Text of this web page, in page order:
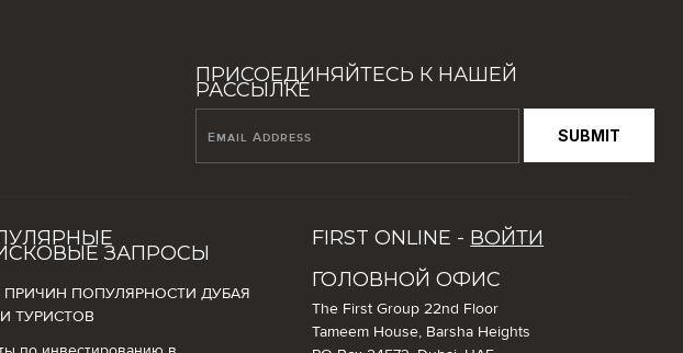
ПРИСОЕДИНЯЙТЕСЬ К НАШЕЙ
РАССЫЛКЕ
SUBMIT
ЗАПРОСЫ
ПРИЧИН ПОПУЛЯРНОСТИ ДУБАЯ
ТУРИСТОВ
FIRST ONLINE - ВОЙТИ
ГОЛОВНОЙ ОФИС
The First Group 22nd Floor
Tameem House, Barsha Heights